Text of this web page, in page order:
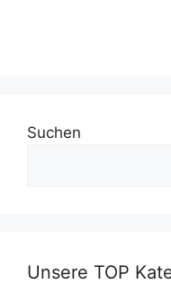
Suchen
Unsere TOP